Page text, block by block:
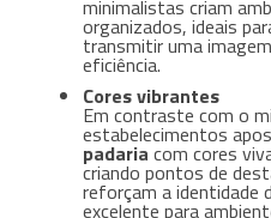
minimalistas criam
organizados, ideais
transmitir uma
eficiência.
Cores vibrantes
Em contraste com o
estabelecimentos
padaria com cores
criando pontos de
reforçam a identidade
excelente para